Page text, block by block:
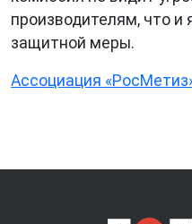
производителям, что
защитной меры.
Ассоциация